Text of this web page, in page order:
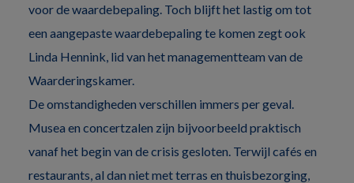
voor de waardebepaling. Toch blijft het lastig om tot
een aangepaste waardebepaling te komen zegt ook
Linda Hennink, lid van het managementteam van de
Waarderingskamer.
De omstandigheden verschillen immers per geval.
Musea en concertzalen zijn bijvoorbeeld praktisch
vanaf het begin van de crisis gesloten. Terwijl cafés en
restaurants, al dan niet met terras en thuisbezorging,